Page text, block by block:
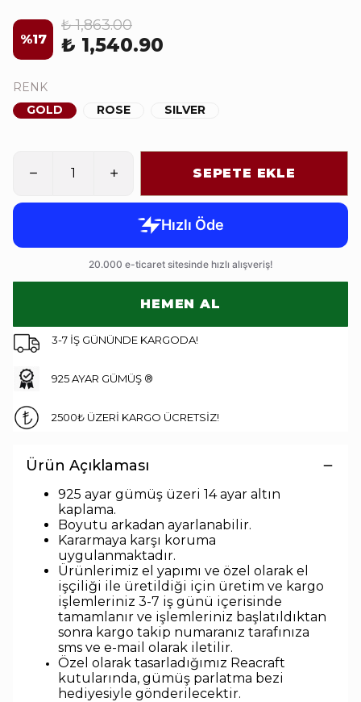
%17
₺ 1,863.00
₺ 1,540.90
RENK
GOLD
ROSE SILVER
SEPETE EKLE
HEMEN AL
3-7 İŞ GÜNÜNDE KARGODA!
925 AYAR GÜMÜŞ ®
2500₺ ÜZERİ KARGO ÜCRETSİZ!
Ürün Açıklaması
925 ayar gümüş üzeri 14 ayar altın
kaplama.
Boyutu arkadan ayarlanabilir.
Kararmaya karşı koruma
uygulanmaktadır.
Ürünlerimiz el yapımı ve özel olarak el
işçiliği ile üretildiği için üretim ve kargo
işlemleriniz 3-7 iş günü içerisinde
tamamlanır ve işlemleriniz başlatıldıktan
sonra kargo takip numaranız tarafınıza
sms ve e-mail olarak iletilir.
Özel olarak tasarladığımız Reacraft
kutularında, gümüş parlatma bezi
hediyesiyle gönderilecektir.